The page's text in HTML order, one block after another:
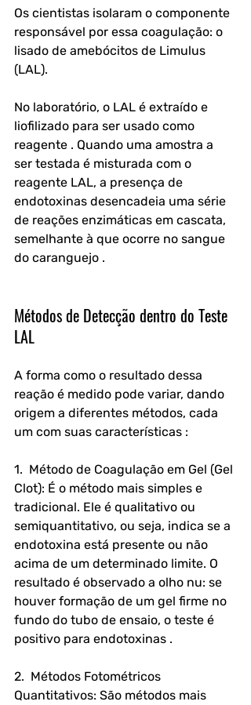
Os cientistas isolaram o componente
responsável por essa coagulação: o
lisado de amebócitos de Limulus
(LAL).
No laboratório, o LAL é extraído e
liofilizado para ser usado como
reagente . Quando uma amostra a
ser testada é misturada com o
reagente LAL, a presença de
endotoxinas desencadeia uma série
de reações enzimáticas em cascata,
semelhante à que ocorre no sangue
do caranguejo .
Métodos de Detecção dentro do Teste
LAL
A forma como o resultado dessa
reação é medido pode variar, dando
origem a diferentes métodos, cada
um com suas características :
1.  Método de Coagulação em Gel (Gel
Clot): É o método mais simples e
tradicional. Ele é qualitativo ou
semiquantitativo, ou seja, indica se a
endotoxina está presente ou não
acima de um determinado limite. O
resultado é observado a olho nu: se
houver formação de um gel firme no
fundo do tubo de ensaio, o teste é
positivo para endotoxinas .
2.  Métodos Fotométricos
Quantitativos: São métodos mais